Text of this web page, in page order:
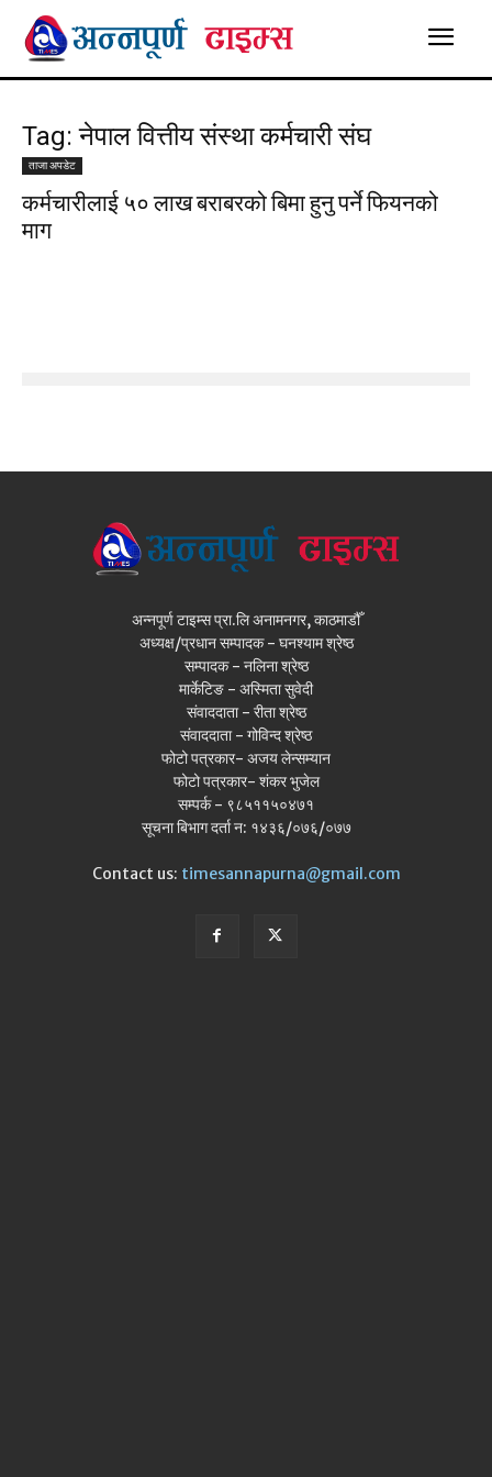
Tag: नेपाल वित्तीय संस्था कर्मचारी संघ
ताजा अपडेट
कर्मचारीलाई ५० लाख बराबरको बिमा हुनु पर्ने फियनको
माग
अन्नपूर्ण टाइम्स प्रा.लि अनामनगर, काठमाडौँ
अध्यक्ष/प्रधान सम्पादक - घनश्याम श्रेष्ठ
सम्पादक - नलिना श्रेष्ठ
मार्केटिङ - अस्मिता सुवेदी
संवाददाता - रीता श्रेष्ठ
संवाददाता - गोविन्द श्रेष्ठ
फोटो पत्रकार- अजय लेन्सम्यान
फोटो पत्रकार- शंकर भुजेल
सम्पर्क - ९८५११५०४७१
सूचना बिभाग दर्ता न: १४३६/०७६/०७७
Contact us: timesannapurna@gmail.com